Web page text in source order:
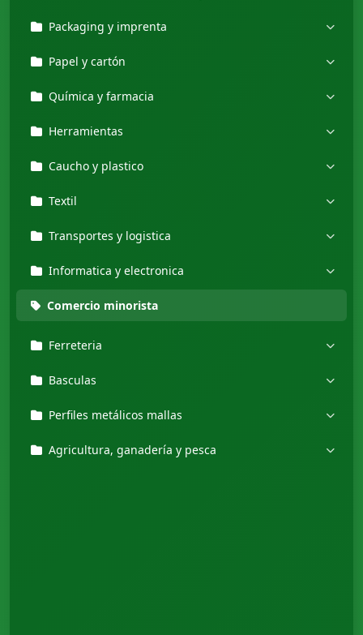
Packaging y imprenta
Papel y cartón
Química y farmacia
Herramientas
Caucho y plastico
Textil
Transportes y logistica
Informatica y electronica
Comercio minorista
Ferreteria
Basculas
Perfiles metálicos mallas
Agricultura, ganadería y pesca